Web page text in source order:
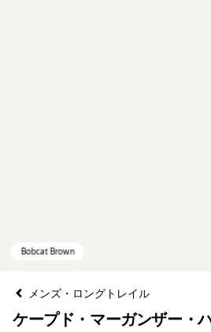
メンズ・ロングトレイル
ケープド・マーガンザー・